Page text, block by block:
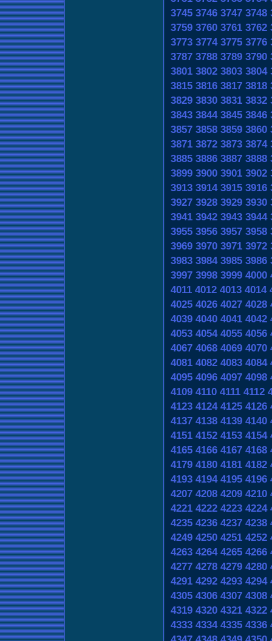
3745 3746 3747 3748
3759 3760 3761 3762
3773 3774 3775 3776
3787 3788 3789 3790
3801 3802 3803 3804
3815 3816 3817 3818
3829 3830 3831 3832
3843 3844 3845 3846
3857 3858 3859 3860
3871 3872 3873 3874
3885 3886 3887 3888
3899 3900 3901 3902
3913 3914 3915 3916
3927 3928 3929 3930
3941 3942 3943 3944
3955 3956 3957 3958
3969 3970 3971 3972
3983 3984 3985 3986
3997 3998 3999 4000
4011 4012 4013 4014
4025 4026 4027 4028
4039 4040 4041 4042
4053 4054 4055 4056
4067 4068 4069 4070
4081 4082 4083 4084
4095 4096 4097 4098
4109 4110 4111 4112
4123 4124 4125 4126
4137 4138 4139 4140
4151 4152 4153 4154
4165 4166 4167 4168
4179 4180 4181 4182
4193 4194 4195 4196
4207 4208 4209 4210
4221 4222 4223 4224
4235 4236 4237 4238
4249 4250 4251 4252
4263 4264 4265 4266
4277 4278 4279 4280
4291 4292 4293 4294
4305 4306 4307 4308
4319 4320 4321 4322
4333 4334 4335 4336